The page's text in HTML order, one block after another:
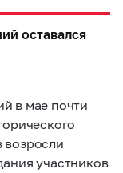
оставался
в мае почти
возросли
участников